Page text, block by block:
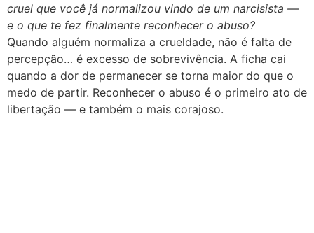
cruel que você já normalizou vindo de um narcisista —
e o que te fez finalmente reconhecer o abuso?
Quando alguém normaliza a crueldade, não é falta de
percepção… é excesso de sobrevivência. A ficha cai
quando a dor de permanecer se torna maior do que o
medo de partir. Reconhecer o abuso é o primeiro ato de
libertação — e também o mais corajoso.